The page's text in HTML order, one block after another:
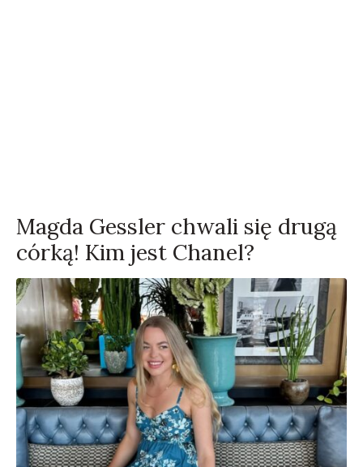
Magda Gessler chwali się drugą
córką! Kim jest Chanel?